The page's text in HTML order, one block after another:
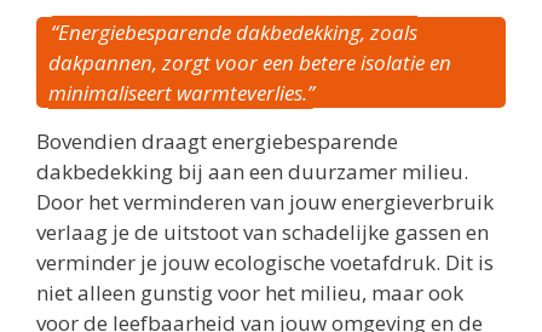
“Energiebesparende dakbedekking, zoals
dakpannen, zorgt voor een betere isolatie en
minimaliseert warmteverlies.”
Bovendien draagt energiebesparende
dakbedekking bij aan een duurzamer milieu.
Door het verminderen van jouw energieverbruik
verlaag je de uitstoot van schadelijke gassen en
verminder je jouw ecologische voetafdruk. Dit is
niet alleen gunstig voor het milieu, maar ook
voor de leefbaarheid van jouw omgeving en de